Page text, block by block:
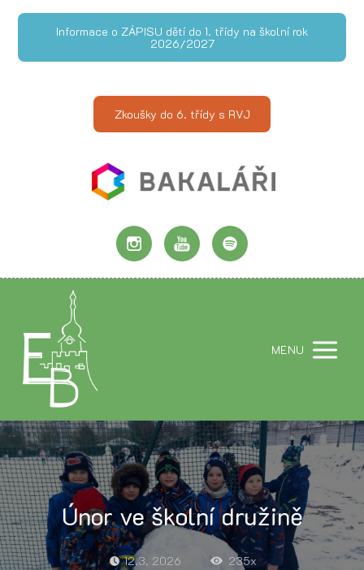
Informace o ZÁPISU dětí do 1. třídy na školní rok
2026/2027
Zkoušky do 6. třídy s RVJ
MENU
Únor ve školní družině
12.3. 2026 235x